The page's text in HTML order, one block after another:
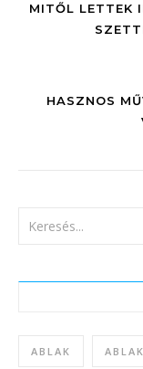
MITŐL LETTEK
HASZNOS
ABLAK